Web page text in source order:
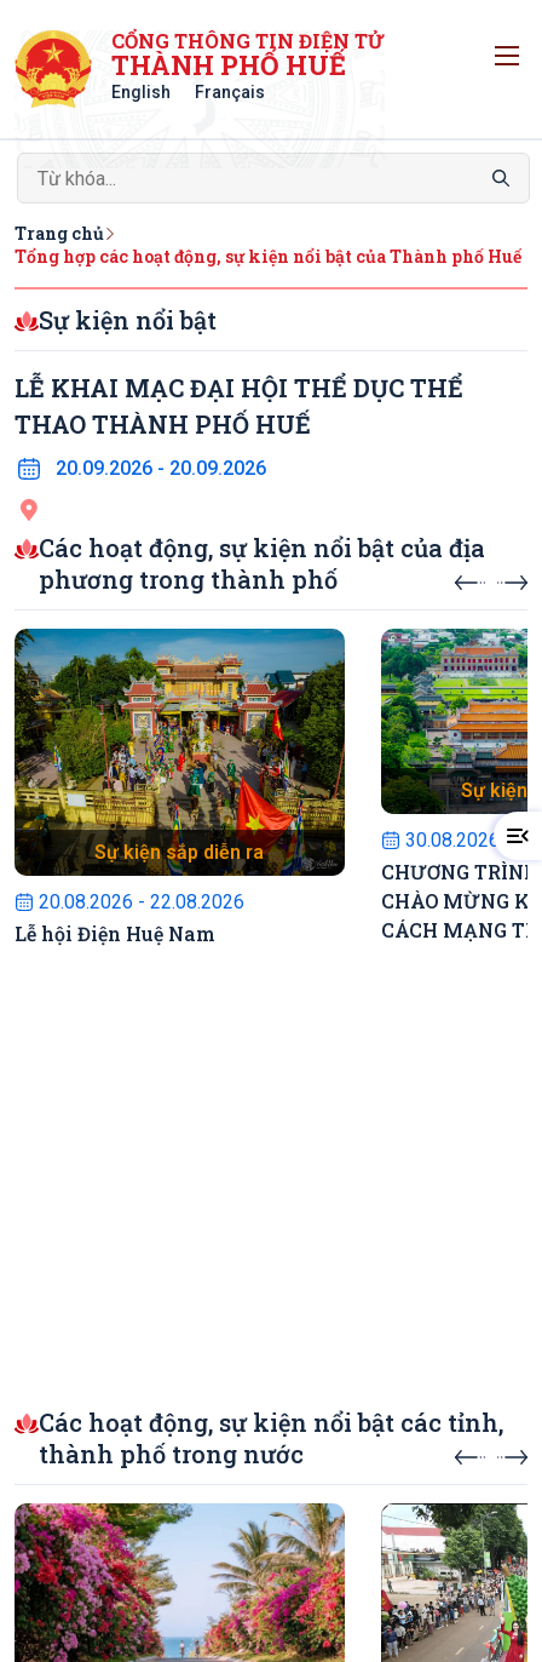
CỔNG THÔNG TIN ĐIỆN TỬ
THÀNH PHỐ HUẾ
English Français
Trang chủ
Tổng hợp các hoạt động, sự kiện nổi bật của Thành phố Huế
Sự kiện nổi bật
LỄ KHAI MẠC ĐẠI HỘI THỂ DỤC THỂ
THAO THÀNH PHỐ HUẾ
20.09.2026 - 20.09.2026
Các hoạt động, sự kiện nổi bật của địa
phương trong thành phố
Sự kiện sắp diễn ra
20.08.2026 - 22.08.2026
Lễ hội Điện Huệ Nam
Sự kiện
30.08.2026 -
CHƯƠNG
CHÀO MỪNG
CÁCH MẠNG
Các hoạt động, sự kiện nổi bật các tỉnh,
thành phố trong nước